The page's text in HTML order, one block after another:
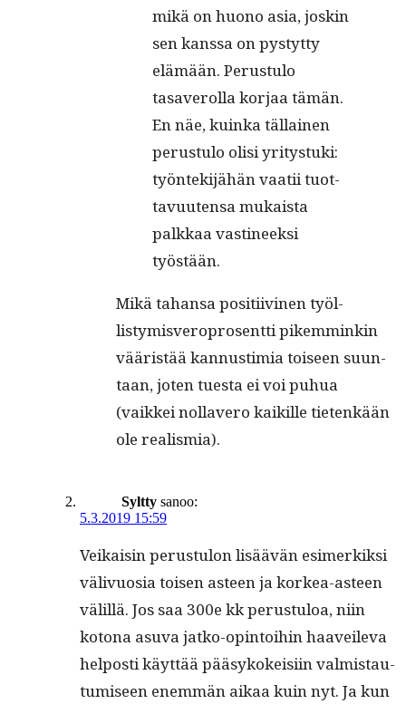
mikä on huono asia, joskin
sen kanssa on pystyt­ty
elämään. Perus­tu­lo
tasaverol­la kor­jaa tämän.
En näe, kuin­ka täl­lainen
perus­tu­lo olisi yri­tys­tu­ki:
työn­tek­i­jähän vaatii tuot­
tavuuten­sa mukaista
palkkaa vasti­neek­si
työstään.
Mikä tahansa posi­ti­ivi­nen työl­
listymisvero­pros­ent­ti pikem­minkin
vääristää kan­nus­timia toiseen suun­
taan, joten tues­ta ei voi puhua
(vaikkei nollavero kaikille tietenkään
ole realismia).
Syltty sanoo:
5.3.2019 15:59
Veikaisin perus­tu­lon lisäävän esimerkik­si
välivu­osia toisen asteen ja korkea-asteen
välil­lä. Jos saa 300e kk perus­tu­loa, niin
kotona asu­va jatko-opin­toi­hin haaveil­e­va
hel­posti käyt­tää pääsykokeisi­in valmis­tau­
tu­miseen enem­män aikaa kuin nyt. Ja kun